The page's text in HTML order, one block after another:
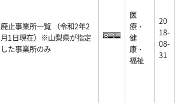
廃止事業所一覧 （令和2年2
月1日現在）※山梨県が指定
した事業所のみ
医
療・
健
康・
福祉
20
18-
08-
31